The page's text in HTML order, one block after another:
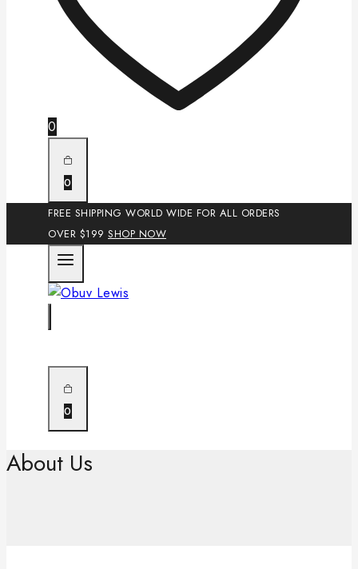
0
0
FREE SHIPPING WORLD WIDE FOR ALL ORDERS
OVER $199 SHOP NOW
0
About Us